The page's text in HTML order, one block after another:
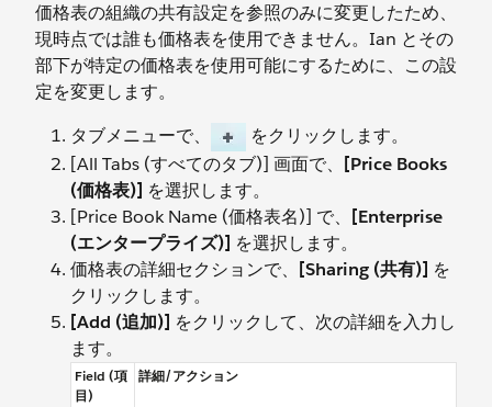
価格表の組織の共有設定を参照のみに変更したため、
現時点では誰も価格表を使用できません。Ian とその
部下が特定の価格表を使用可能にするために、この設
定を変更します。
タブメニューで、
をクリックします。
[All Tabs (すべてのタブ)] 画面で、
[Price Books
(価格表)] を選択します。
[Price Book Name (価格表名)] で、
[Enterprise
(エンタープライズ)] を選択します。
価格表の詳細セクションで、
[Sharing (共有)] を
クリックします。
[Add (追加)] をクリックして、次の詳細を入力し
ます。
Field (項
目)
詳細/アクション